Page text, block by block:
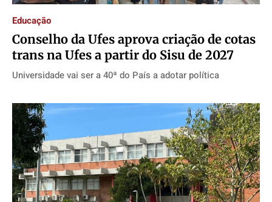
Educação
Conselho da Ufes aprova criação de cotas
trans na Ufes a partir do Sisu de 2027
Universidade vai ser a 40ª do País a adotar política